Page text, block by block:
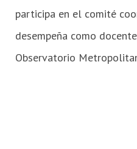
participa en el comité
desempeña como
Observatorio